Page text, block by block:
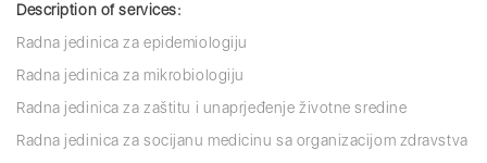
Description of services:
Radna jedinica za epidemiologiju
Radna jedinica za mikrobiologiju
Radna jedinica za zaštitu i unaprjeđenje životne sredine
Radna jedinica za socijanu medicinu sa organizacijom zdravstva